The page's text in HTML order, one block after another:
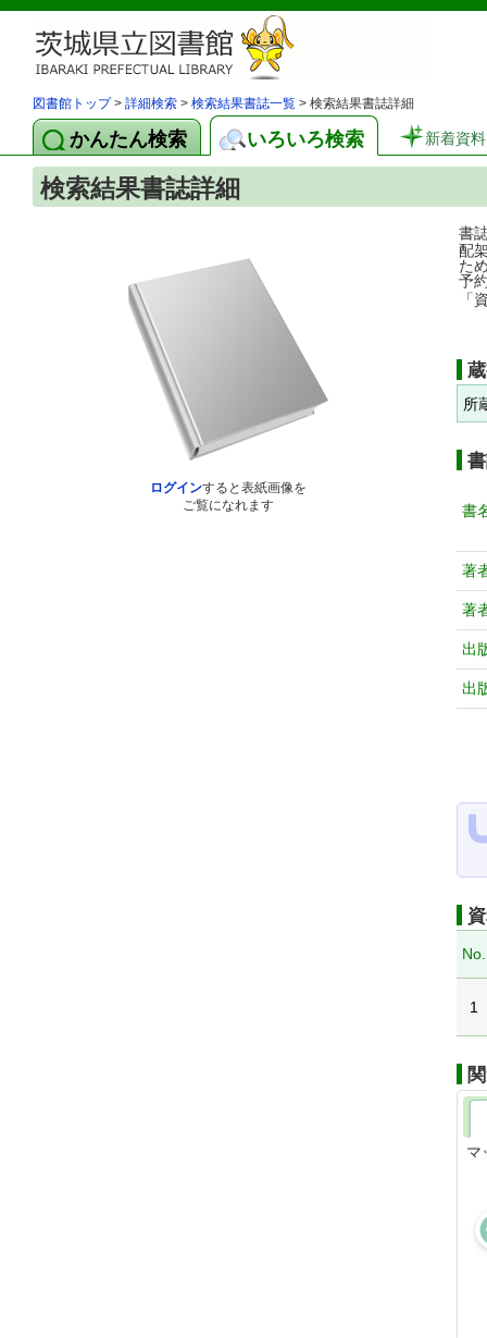
図書館トップ> 詳細検索 > 検索結果書誌一覧 > 検索結果書誌詳細
かんたん検索 いろいろ検索 新着資料
検索結果書誌詳細
ログインすると表紙画像を
ご覧になれます
書
配
た
予
「
所
書
著
著
出
出
No.
1
マ